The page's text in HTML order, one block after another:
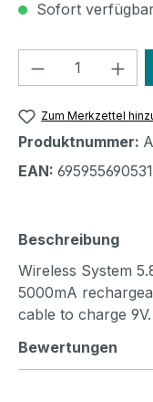
Sofort
Produkt
Zum Merkzettel
Produktnummer:
EAN:
Beschreibung
Wireless System
5000mA
cable to charge
Bewertungen